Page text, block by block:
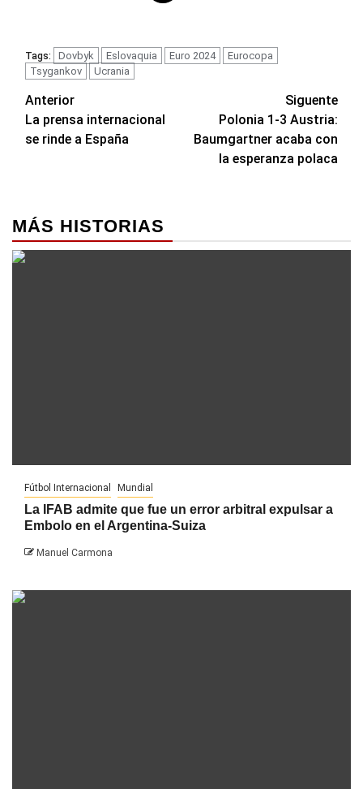
Tags: Dovbyk Eslovaquia Euro 2024
Eurocopa
Tsygankov
Ucrania
Navegación
de
Anterior
La prensa internacional
se rinde a España
Siguente
Polonia 1-3 Austria:
Baumgartner acaba con
la esperanza polaca
MÁS HISTORIAS
Fútbol Internacional Mundial
La IFAB admite que fue un error arbitral expulsar a
Embolo en el Argentina-Suiza
Manuel Carmona